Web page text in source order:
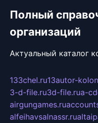
Полный
организаций
Актуальный каталог
133chel.ru13autor-
3-d-file.ru3d-file.rua-
airgungames.ru
alfeihavsalnassr.ru